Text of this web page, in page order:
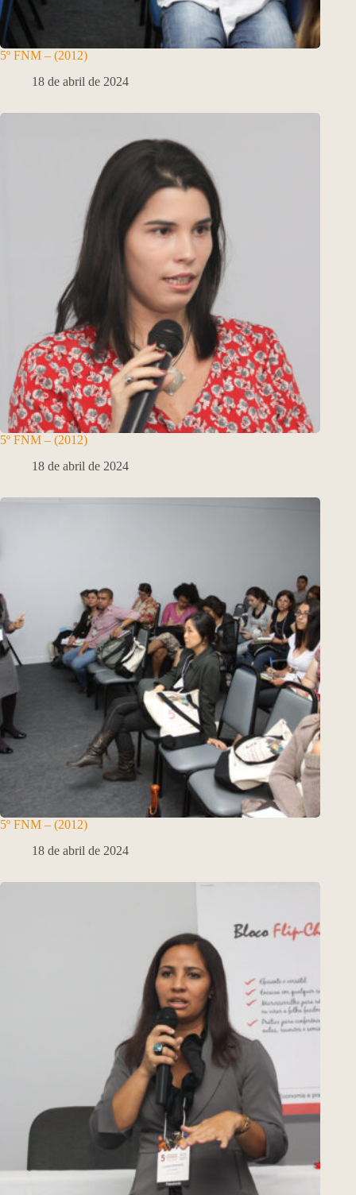
5º FNM – (2012)
18 de abril de 2024
5º FNM – (2012)
18 de abril de 2024
5º FNM – (2012)
18 de abril de 2024